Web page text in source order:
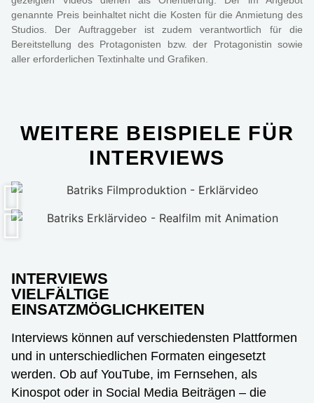
genannte Preis beinhaltet nicht die Kosten für die Anmietung des
Studios. Der Auftraggeber ist zudem verantwortlich für die
Bereitstellung des Protagonisten bzw. der Protagonistin sowie
aller erforderlichen Textinhalte und Grafiken.
WEITERE BEISPIELE FÜR
INTERVIEWS
INTERVIEWS
VIELFÄLTIGE
EINSATZMÖGLICHKEITEN
Interviews können auf verschiedensten Plattformen
und in unterschiedlichen Formaten eingesetzt
werden. Ob auf YouTube, im Fernsehen, als
Kinospot oder in Social Media Beiträgen – die